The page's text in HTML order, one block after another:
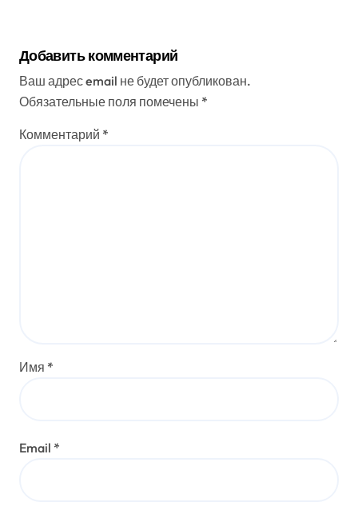
Добавить комментарий
Ваш адрес email не будет опубликован.
Обязательные поля помечены *
Комментарий *
Имя *
Email *